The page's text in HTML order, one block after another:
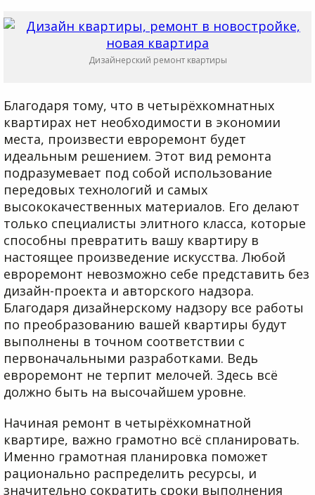
Дизайнерский ремонт квартиры
Благодаря тому, что в четырёхкомнатных
квартирах нет необходимости в экономии
места, произвести евроремонт будет
идеальным решением. Этот вид ремонта
подразумевает под собой использование
передовых технологий и самых
высококачественных материалов. Его делают
только специалисты элитного класса, которые
способны превратить вашу квартиру в
настоящее произведение искусства. Любой
евроремонт невозможно себе представить без
дизайн-проекта и авторского надзора.
Благодаря дизайнерскому надзору все работы
по преобразованию вашей квартиры будут
выполнены в точном соответствии с
первоначальными разработками. Ведь
евроремонт не терпит мелочей. Здесь всё
должно быть на высочайшем уровне.
Начиная ремонт в четырёхкомнатной
квартире, важно грамотно всё спланировать.
Именно грамотная планировка поможет
рационально распределить ресурсы, и
значительно сократить сроки выполнения